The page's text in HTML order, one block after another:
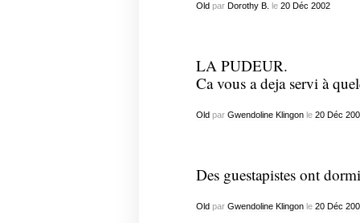
Old par Dorothy B. le 20 Déc 2002
LA PUDEUR.
Ca vous a deja servi à
Old par Gwendoline Klingonle 20 Déc
Des guestapistes ont
Oldpar Gwendoline Klingonle 20 Déc